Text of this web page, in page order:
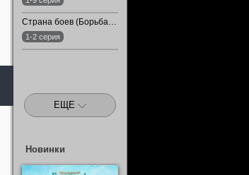
Страна боев (Борьба) (2026)
1-2 серия
ЕЩЕ
Новинки